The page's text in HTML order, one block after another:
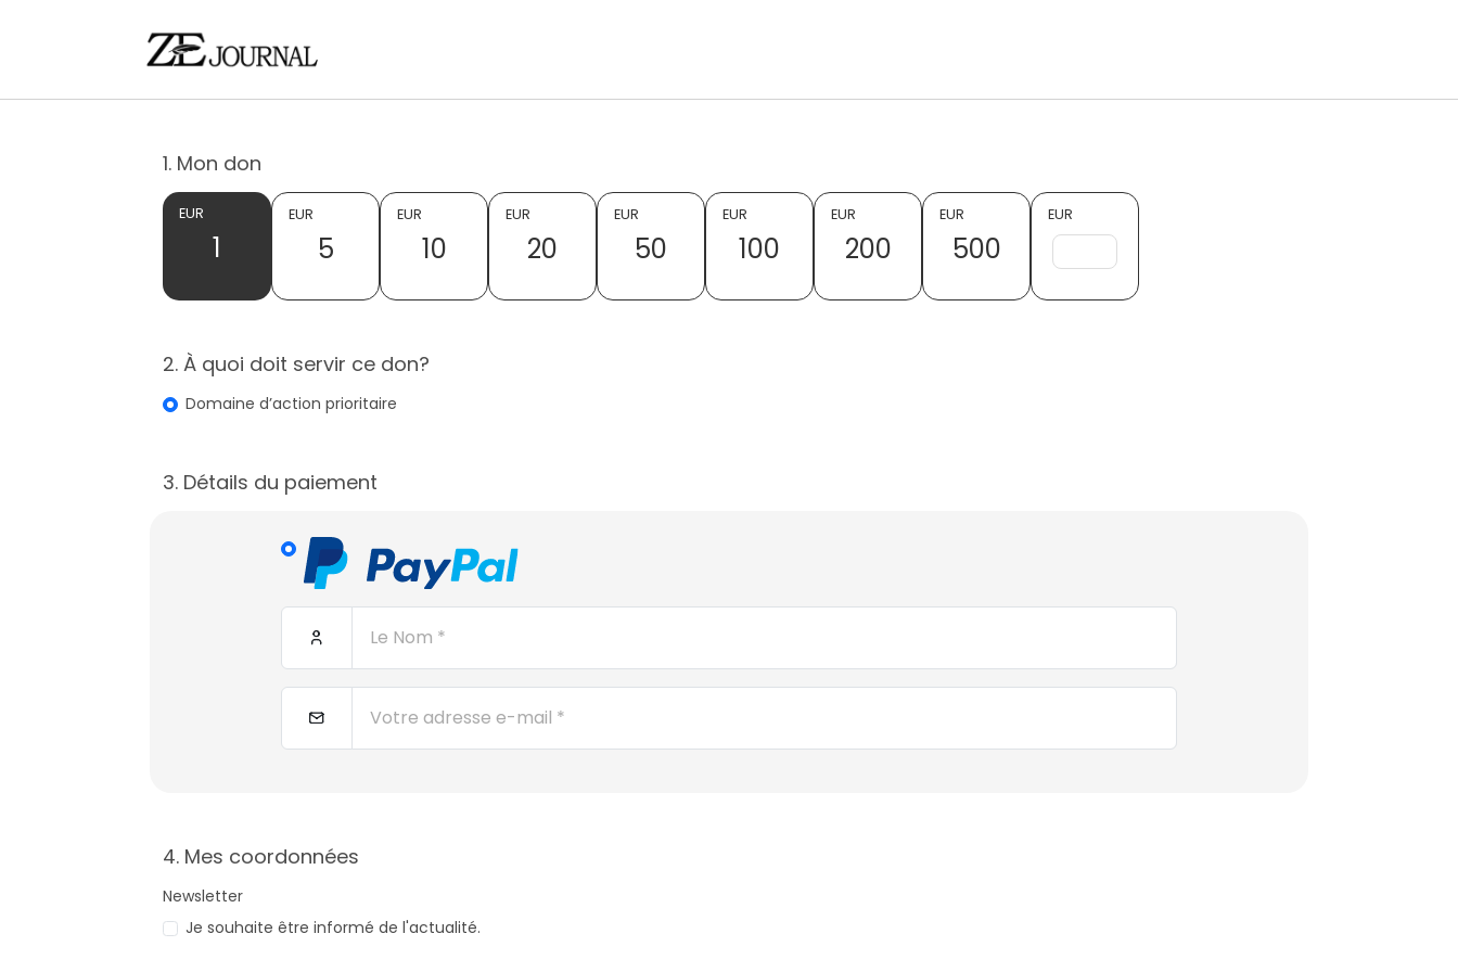
1. Mon don
EUR
1
EUR
5
EUR
10
EUR
20
EUR
50
EUR
100
EUR
200
EUR
500
EUR
2. À quoi doit servir ce don?
Domaine d’action prioritaire
3. Détails du paiement
4. Mes coordonnées
Newsletter
Je souhaite être informé de l'actualité.